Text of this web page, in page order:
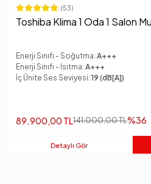
(53)
Toshiba Klima 1 Oda 1 Salon
Enerji Sınıfı - Soğutma: A+++
Enerji Sınıfı - Isıtma: A+++
İç Ünite Ses Seviyesi: 19 (dB[A])
89.900,00 TL 141.000,00 TL%36
Detaylı Gör